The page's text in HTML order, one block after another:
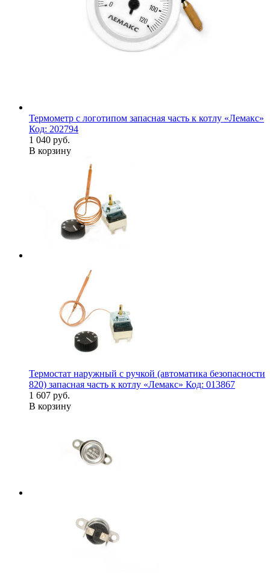
Термометр с логотипом запасная часть к котлу «Лемакс»
Код: 202794
1 040 руб.
В корзину
Термостат наружный с ручкой (автоматика безопасности
820) запасная часть к котлу «Лемакс» Код: 013867
1 607 руб.
В корзину